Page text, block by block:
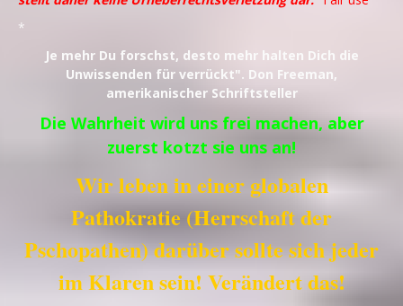
*
Je mehr Du forschst, desto mehr halten Dich die
Unwissenden für verrückt". Don Freeman,
amerikanischer Schriftsteller
Die Wahrheit wird uns frei machen, aber
zuerst kotzt sie uns an!
Wir leben in einer globalen
Pathokratie (Herrschaft der
Pschopathen) darüber sollte sich jeder
im Klaren sein! Verändert das!